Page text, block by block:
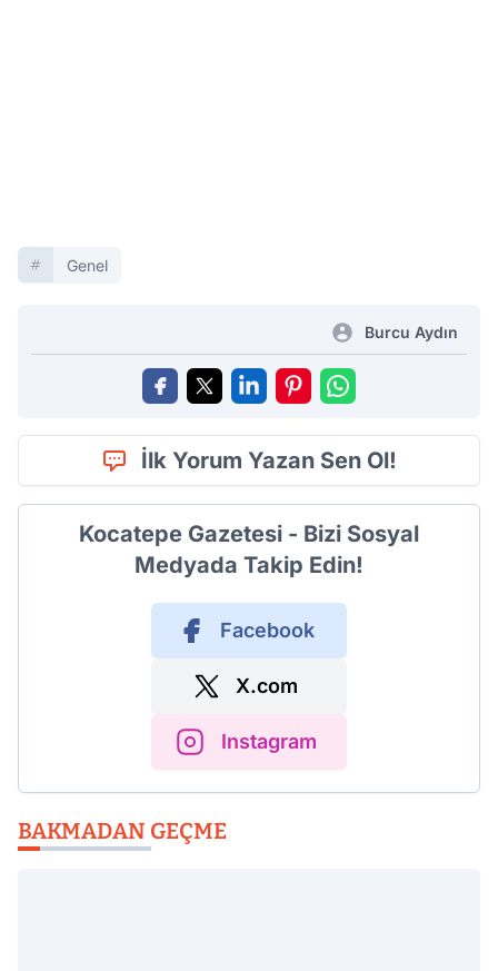
Genel
Burcu Aydın
İlk Yorum Yazan Sen Ol!
Kocatepe Gazetesi - Bizi Sosyal
Medyada Takip Edin!
Facebook
X.com
Instagram
BAKMADAN GEÇME